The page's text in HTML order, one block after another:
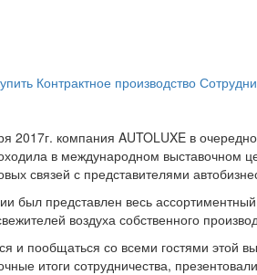
Контрактное производство
2017г. компания AUTOLUXE в
в международном
связей с представителями
был представлен весь
воздуха собственного
и пообщаться со всеми гостями этой
итоги сотрудничества,